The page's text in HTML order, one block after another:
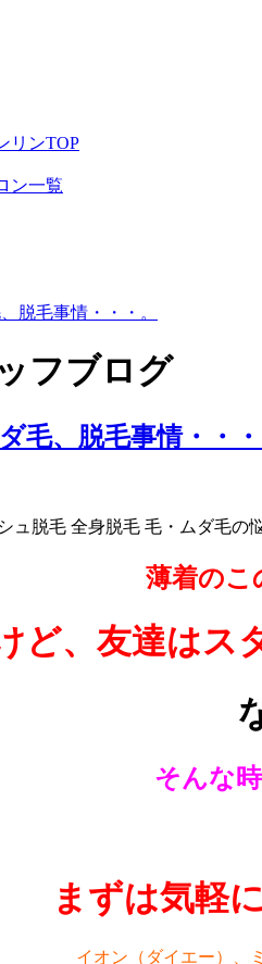
リンTOP
ン一覧
脱毛事情・・・。
フブログ
毛、脱毛事情・・
ュ脱毛 全身脱毛 毛・ムダ毛の
薄着のこ
ど、友達はス
そんな
まずは気軽
イオン（ダイエー）、